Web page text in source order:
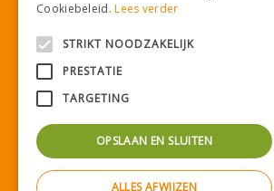
Maandag
Woensdag
Onze lunchroom
dan
Toon
Cookiebeleid.Lees verder
STRIKT NOODZAKELIJK
PRESTATIE
TARGETING
OPSLAAN EN SLUITEN
ALLES AFWIJZEN